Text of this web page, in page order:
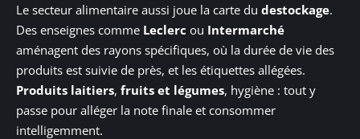
Le secteur alimentaire aussi joue la carte du destockage.
Des enseignes comme Leclerc ou Intermarché
aménagent des rayons spécifiques, où la durée de vie des
produits est suivie de près, et les étiquettes allégées.
Produits laitiers, fruits et légumes, hygiène : tout y
passe pour alléger la note finale et consommer
intelligemment.